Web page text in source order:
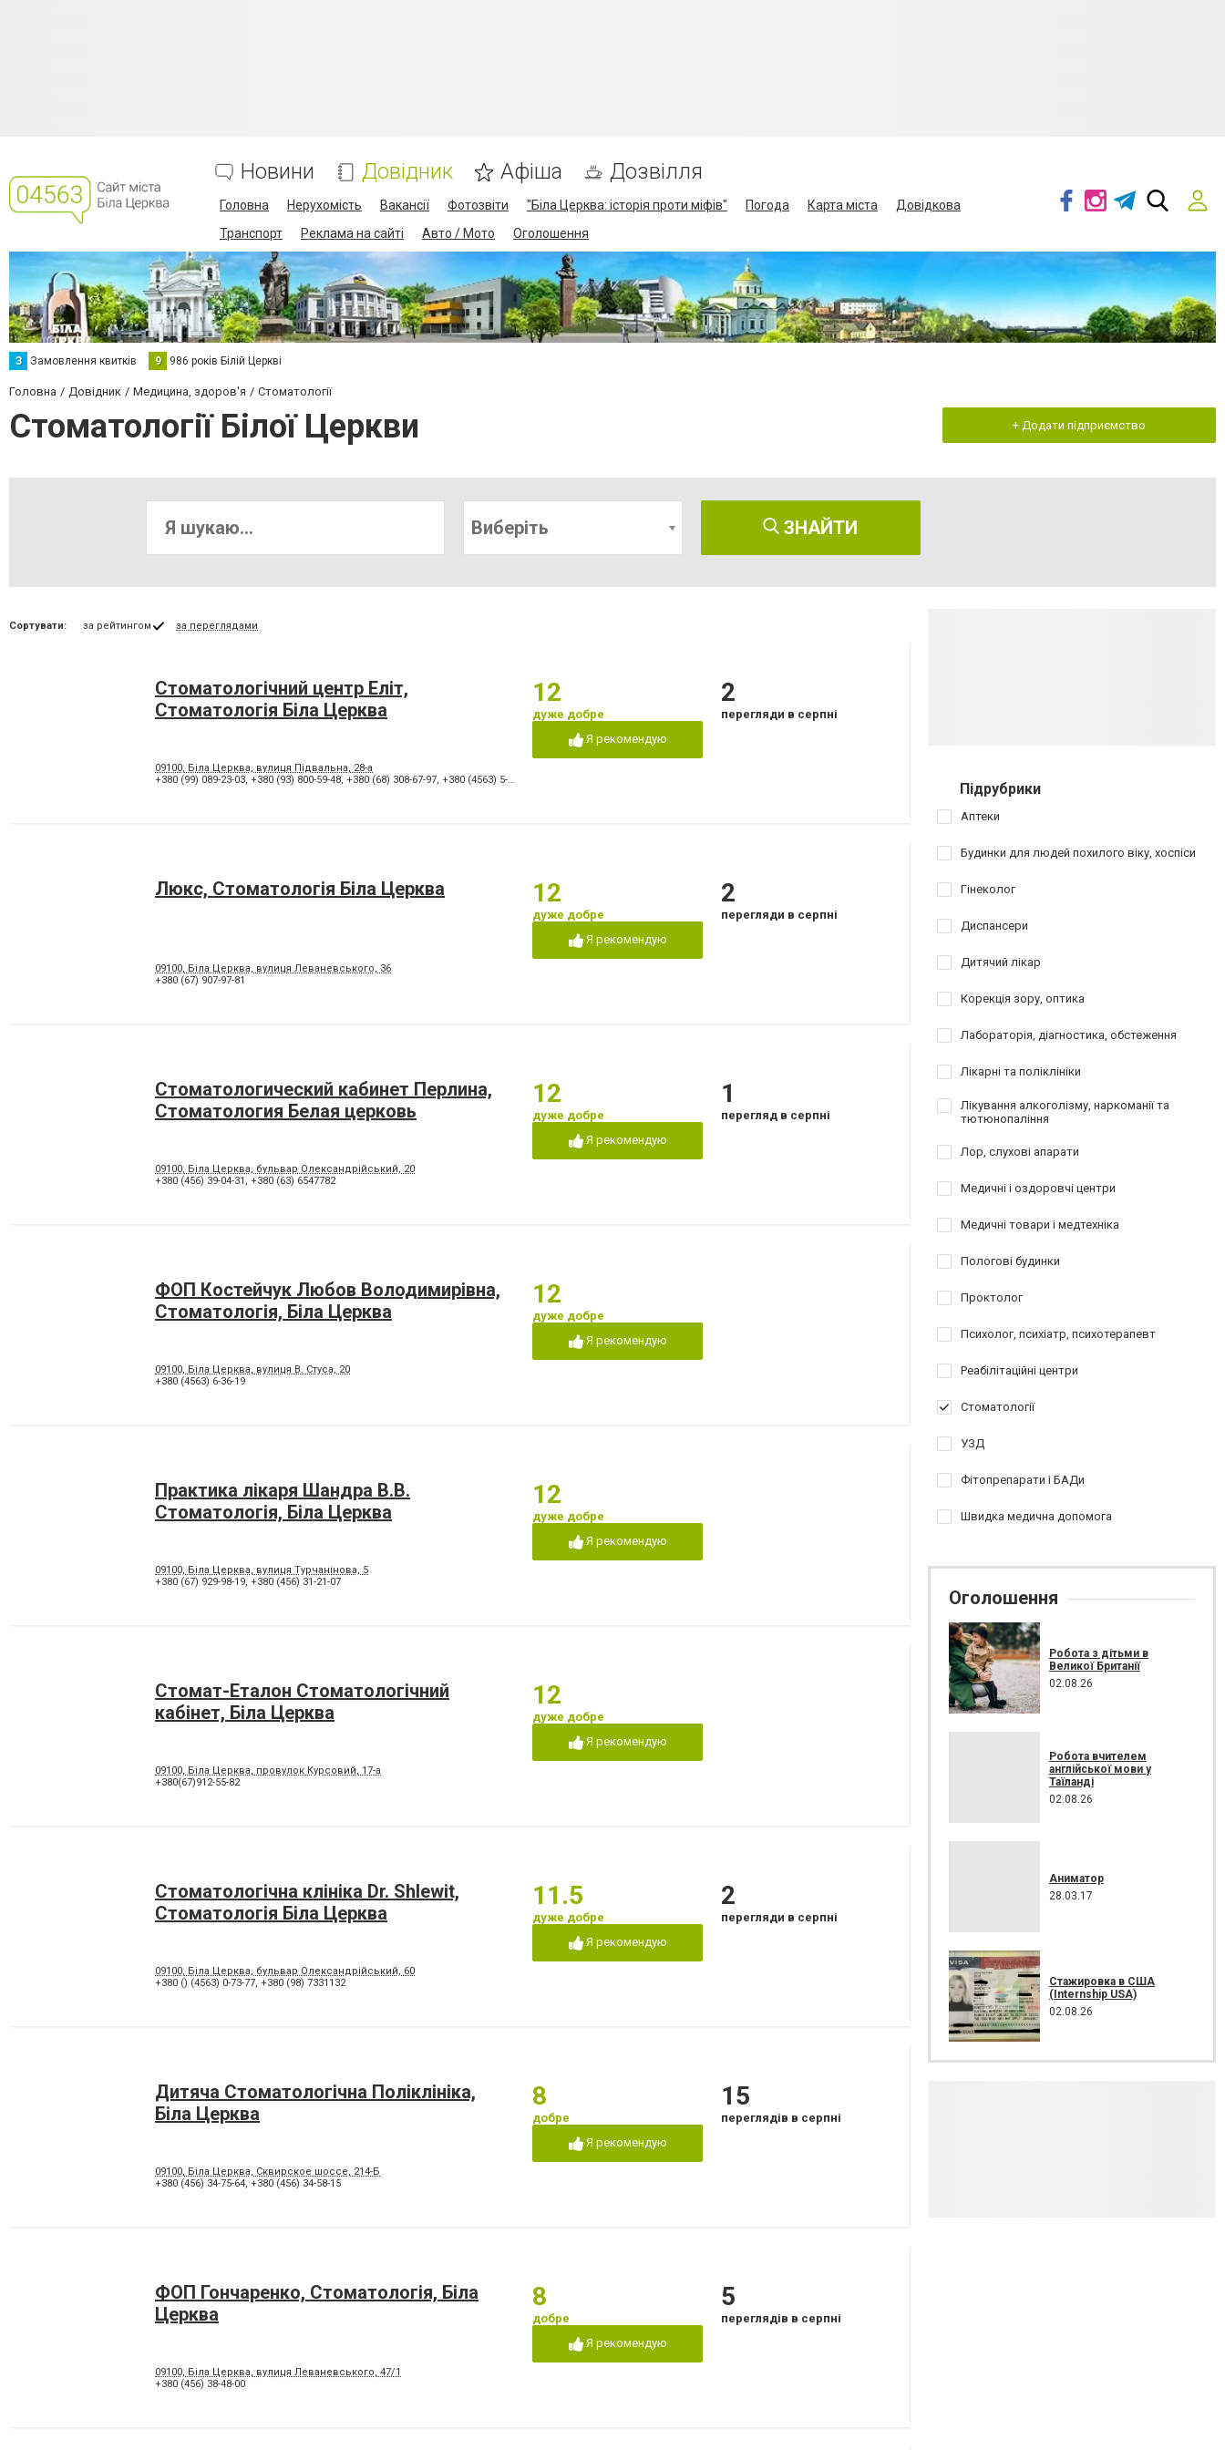
Новини Довідник Афіша Дозвілля
Головна Нерухомість Вакансії Фотозвіти "Біла Церква: історія проти міфів" Погода Карта міста
Довідкова
Транспорт
Реклама на сайті Авто / Мото Оголошення
З Замовлення квитків 9 986 років Білій Церкві
Головна Довідник Медицина, здоров'я Стоматології
Стоматології Білої Церкви + Додати підприємство
Виберіть ЗНАЙТИ
Сортувати: за рейтингом за переглядами
Стоматологічний центр Еліт,
Стоматологія Біла Церква
09100, Біла Церква, вулиця Підвальна, 28-а
+380 (99) 089-23-03, +380 (93) 800-59-48, +380 (68) 308-67-97, +380 (4563) 5-35-34
12
дуже добре
Я рекомендую
2
перегляди в серпні
Люкс, Стоматологія Біла Церква
09100, Біла Церква, вулиця Леваневського, 36
+380 (67) 907-97-81
12
дуже добре
Я рекомендую
2
перегляди в серпні
Стоматологический кабинет Перлина,
Стоматология Белая церковь
09100, Біла Церква, бульвар Олександрійський, 20
+380 (456) 39-04-31 , +380 (63) 6547782
12
дуже добре
Я рекомендую
1
перегляд в серпні
ФОП Костейчук Любов Володимирівна,
Стоматологія, Біла Церква
09100, Біла Церква, вулиця В. Стуса, 20
+380 (4563) 6-36-19
12
дуже добре
Я рекомендую
Практика лікаря Шандра В.В.
Стоматологія, Біла Церква
09100, Біла Церква, вулиця Турчанінова, 5
+380 (67) 929-98-19, +380 (456) 31-21-07
12
дуже добре
Я рекомендую
Стомат-Еталон Стоматологічний
кабінет, Біла Церква
09100, Біла Церква, провулок Курсовий, 17-а
+380(67)912-55-82
12
дуже добре
Я рекомендую
Стоматологічна клініка Dr. Shlewit,
Стоматологія Біла Церква
09100, Біла Церква, бульвар Олександрійський, 60
+380 () (4563) 0-73-77, +380 (98) 7331132
11.5
дуже добре
Я рекомендую
2
перегляди в серпні
Дитяча Стоматологічна Поліклініка,
Біла Церква
09100, Біла Церква, Сквирское шоссе, 214-Б
+380 (456) 34-75-64, +380 (456) 34-58-15
8
добре
Я рекомендую
15
переглядів в серпні
ФОП Гончаренко, Стоматологія, Біла
Церква
09100, Біла Церква, вулиця Леваневського, 47/1
+380 (456) 38-48-00
8
добре
Я рекомендую
5
переглядів в серпні
Підрубрики
Аптеки
Будинки для людей похилого віку, хоспіси
Гінеколог
Диспансери
Дитячий лікар
Корекція зору, оптика
Лабораторія, діагностика, обстеження
Лікарні та поліклініки
Лікування алкоголізму, наркоманії та
тютюнопаління
Лор, слухові апарати
Медичні і оздоровчі центри
Медичні товари і медтехніка
Пологові будинки
Проктолог
Психолог, психіатр, психотерапевт
Реабілітаційні центри
Стоматології
УЗД
Фітопрепарати і БАДи
Швидка медична допомога
Оголошення
Робота з дітьми в
Великої Британії
02.08.26
Робота вчителем
англійської мови у
Таїланді
02.08.26
Аниматор
28.03.17
Стажировка в США
(Internship USA)
02.08.26